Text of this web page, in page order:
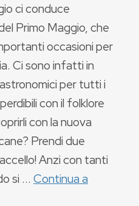
ci conduce
Primo Maggio, che
occasioni per
Ci sono infatti in
per tutti i
con il folklore
con la nuova
Prendi due
Anzi con tanti
si ... Continua a